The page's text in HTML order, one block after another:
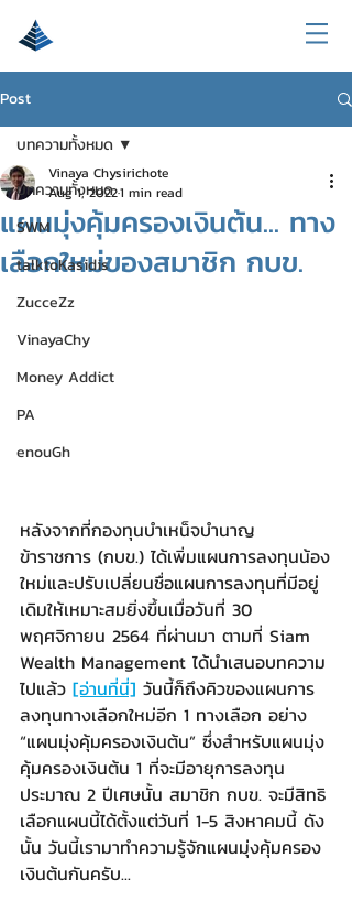
Post
บทความทั้งหมด
SWM
talktoKasidis
ZucceZz
VinayaChy
Money Addict
PA
enouGh
บทความทั้งหมด
แผนมุ่งคุ้มครองเงินต้น... ทาง
เลือกใหม่ของสมาชิก กบข.
Vinaya Chysirichote
Aug 1, 20221 min read
หลังจากที่กองทุนบำเหน็จบำนาญ
ข้าราชการ (กบข.) ได้เพิ่มแผนการลงทุนน้อง
ใหม่และปรับเปลี่ยนชื่อแผนการลงทุนที่มีอยู่
เดิมให้เหมาะสมยิ่งขึ้นเมื่อวันที่ 30
พฤศจิกายน 2564 ที่ผ่านมา ตามที่ Siam
Wealth Management ได้นำเสนอบทความ
ไปแล้ว [อ่านที่นี่] วันนี้ก็ถึงคิวของแผนการ
ลงทุนทางเลือกใหม่อีก 1 ทางเลือก อย่าง
“แผนมุ่งคุ้มครองเงินต้น” ซึ่งสำหรับแผนมุ่ง
คุ้มครองเงินต้น 1 ที่จะมีอายุการลงทุน
ประมาณ 2 ปีเศษนั้น สมาชิก กบข. จะมีสิทธิ
เลือกแผนนี้ได้ตั้งแต่วันที่ 1-5 สิงหาคมนี้ ดัง
นั้น วันนี้เรามาทำความรู้จักแผนมุ่งคุ้มครอง
เงินต้นกันครับ...